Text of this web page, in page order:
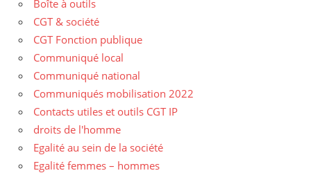
Boîte à outils
CGT & société
CGT Fonction publique
Communiqué local
Communiqué national
Communiqués mobilisation 2022
Contacts utiles et outils CGT IP
droits de l'homme
Egalité au sein de la société
Egalité femmes – hommes